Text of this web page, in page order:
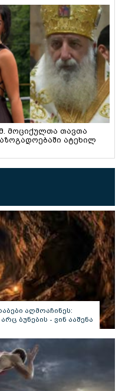
მოციქულთა თავთა
ატეხილ
აღმოაჩინეს:
ბუნების - ვინ ააშენა